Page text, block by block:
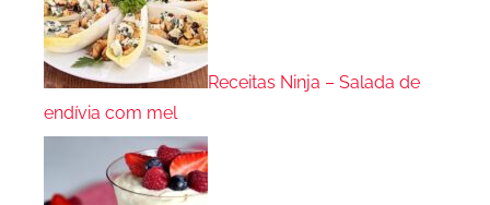
Receitas Ninja – Salada de
endívia com mel